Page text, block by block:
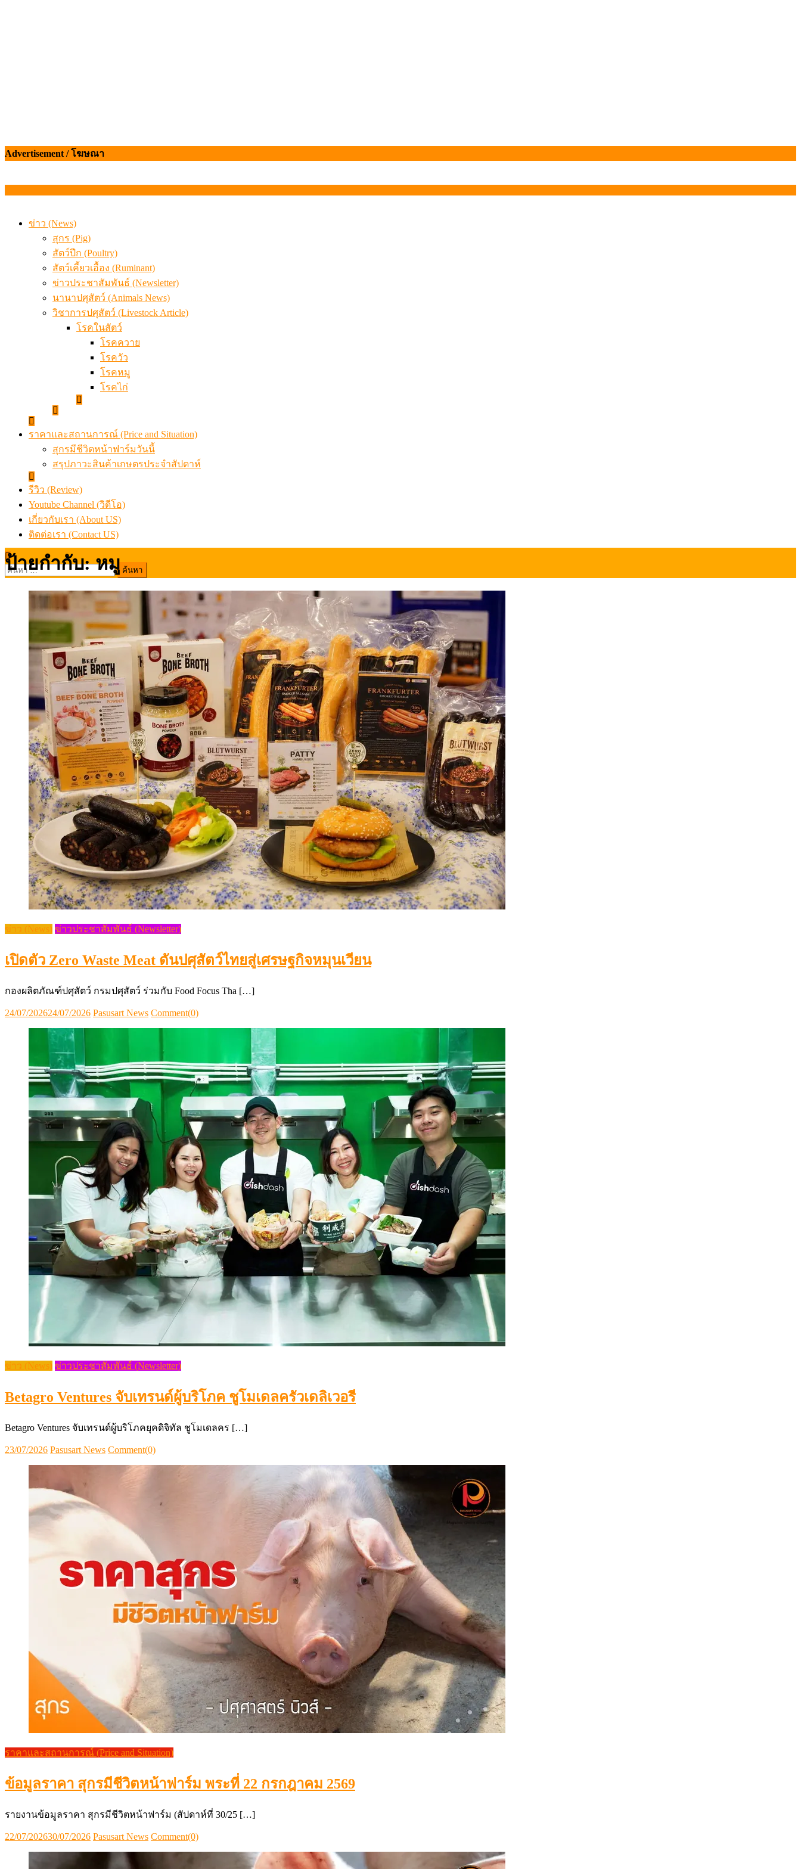
Advertisement / โฆษณา
ข่าว (News)
สุกร (Pig)
สัตว์ปีก (Poultry)
สัตว์เคี้ยวเอื้อง (Ruminant)
ข่าวประชาสัมพันธ์ (Newsletter)
นานาปศุสัตว์ (Animals News)
วิชาการปศุสัตว์ (Livestock Article)
โรคในสัตว์
โรคควาย
โรควัว
โรคหมู
โรคไก่
ราคาและสถานการณ์ (Price and Situation)
สุกรมีชีวิตหน้าฟาร์มวันนี้
สรุปภาวะสินค้าเกษตรประจำสัปดาห์
รีวิว (Review)
Youtube Channel (วิดีโอ)
เกี่ยวกับเรา (About US)
ติดต่อเรา (Contact US)
ค้นหา
ป้ายกำกับ:หมู
ข่าว (News) ข่าวประชาสัมพันธ์ (Newsletter)
เปิดตัว Zero Waste Meat ดันปศุสัตว์ไทยสู่เศรษฐกิจหมุนเวียน
กองผลิตภัณฑ์ปศุสัตว์ กรมปศุสัตว์ ร่วมกับ Food Focus Tha […]
Posted
24/07/202624/07/2026 Author
Pasusart News Comment(0)
ข่าว (News) ข่าวประชาสัมพันธ์ (Newsletter)
Betagro Ventures จับเทรนด์ผู้บริโภค ชูโมเดลครัวเดลิเวอรี
Betagro Ventures จับเทรนด์ผู้บริโภคยุคดิจิทัล ชูโมเดลคร […]
Posted
23/07/2026 Author
Pasusart News Comment(0)
ราคาและสถานการณ์ (Price and Situation)
ข้อมูลราคา สุกรมีชีวิตหน้าฟาร์ม พระที่ 22 กรกฎาคม 2569
รายงานข้อมูลราคา สุกรมีชีวิตหน้าฟาร์ม (สัปดาห์ที่ 30/25 […]
Posted
22/07/202630/07/2026 Author
Pasusart News Comment(0)